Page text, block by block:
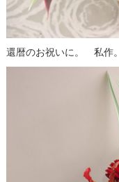
還暦のお祝いに。 私作。